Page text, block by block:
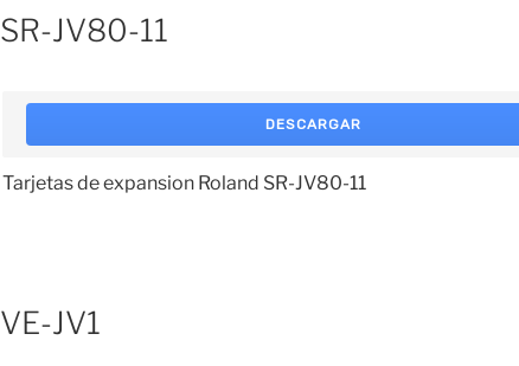
SR-JV80-11
DESCARGAR
Tarjetas de expansion Roland SR-JV80-11
VE-JV1